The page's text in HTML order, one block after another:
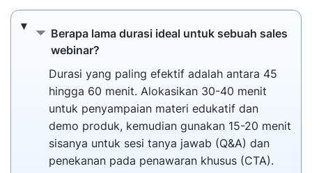
Berapa lama durasi ideal untuk sebuah sales
webinar?
Berapa lama durasi ideal untuk sebuah
Durasi yang paling efektif adalah antara 45
hingga 60 menit. Alokasikan 30-40 menit
untuk penyampaian materi edukatif dan
demo produk, kemudian gunakan 15-20 menit
sisanya untuk sesi tanya jawab (Q&A) dan
penekanan pada penawaran khusus (CTA).